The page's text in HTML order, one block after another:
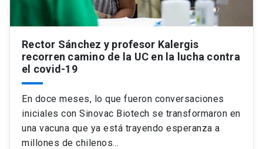
Rector Sánchez y profesor Kalergis
recorren camino de la UC en la lucha contra
el covid-19
En doce meses, lo que fueron conversaciones
iniciales con Sinovac Biotech se transformaron en
una vacuna que ya está trayendo esperanza a
millones de chilenos…